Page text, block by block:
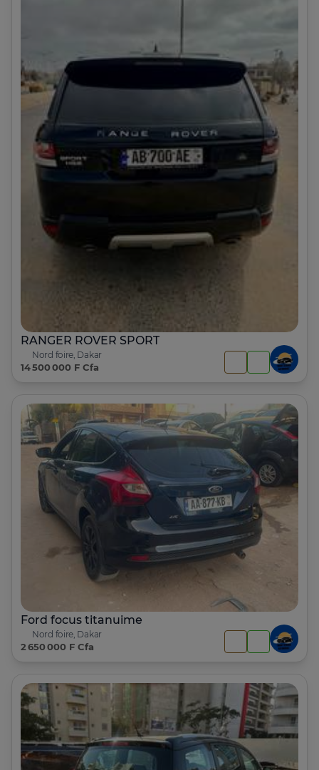
RANGER ROVER SPORT
Nord foire, Dakar
14 500 000 F Cfa
Ford focus titanuime
Nord foire, Dakar
2 650 000 F Cfa